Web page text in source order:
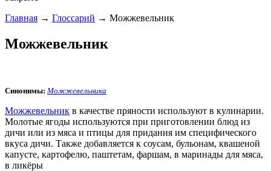
Главная → Глоссарий → Можжевельник
Можжевельник
Синонимы: Можжевельника
Можжевельник в качестве пряности используют в кулинарии.
Молотые ягоды используются при приготовлении блюд из
дичи или из мяса и птицы для придания им специфического
вкуса дичи. Также добавляется к соусам, бульонам, квашеной
капусте, картофелю, паштетам, фаршам, в маринады для мяса,
в ликёры